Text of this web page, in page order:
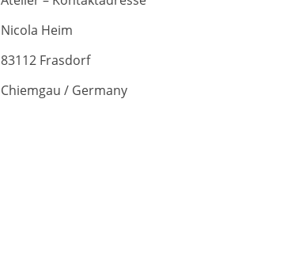
Nicola Heim
83112 Frasdorf
Chiemgau / Germany